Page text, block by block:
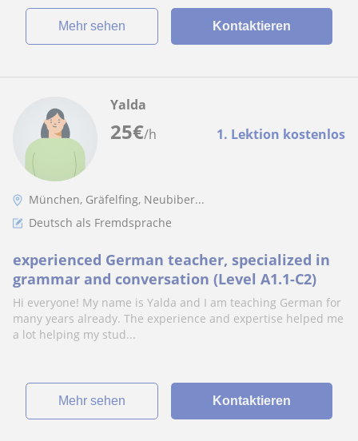
Mehr sehen Kontaktieren
25€/h 1. Lektion kostenlos
Yalda
München, Gräfelfing, Neubiber...
Deutsch als Fremdsprache
experienced German teacher, specialized in
grammar and conversation (Level A1.1-C2)
Hi everyone! My name is Yalda and I am teaching German for
many years already. The experience and expertise helped me
a lot helping my stud...
Mehr sehen Kontaktieren